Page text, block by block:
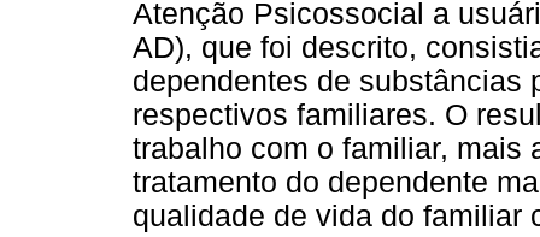
Atenção Psicossocial a
AD), que foi descrito,
dependentes de substâncias
respectivos familiares. O
trabalho com o familiar, mais
tratamento do dependente
qualidade de vida do familiar